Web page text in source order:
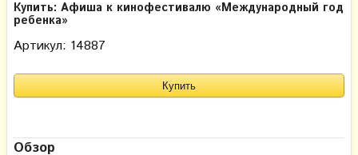
Купить: Афиша к кинофестивалю «Международный год
ребенка»
Артикул: 14887
Обзор